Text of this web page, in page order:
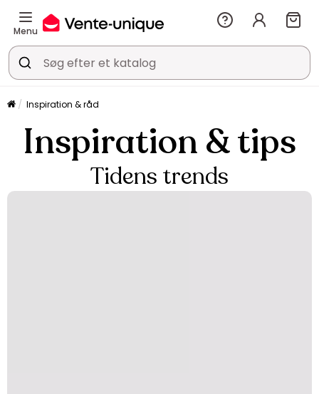
Menu
Inspiration & råd
Inspiration & tips
Tidens trends